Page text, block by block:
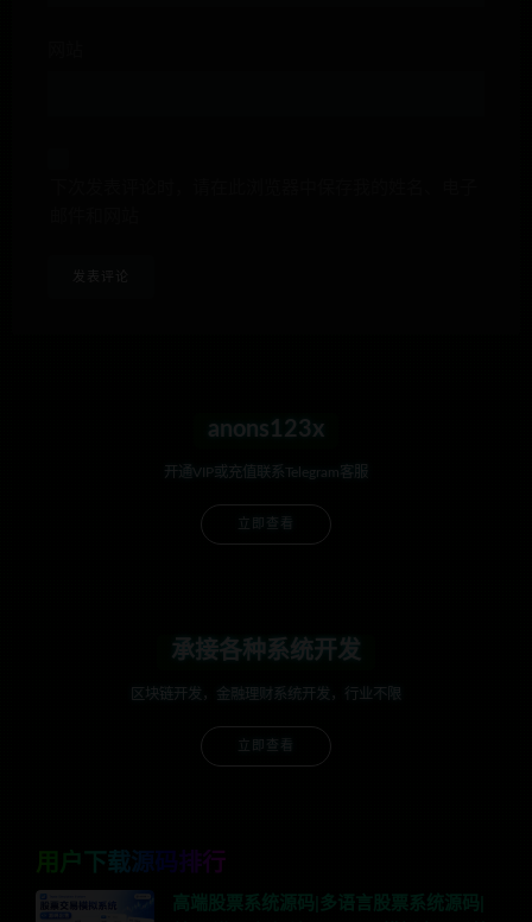
anons123x
开通VIP或充值联系Telegram客服
立即查看
承接各种系统开发
区块链开发，金融理财系统开发，行业不限
立即查看
用户下载源码排行
高端股票系统源码|多语言股票系统源码|